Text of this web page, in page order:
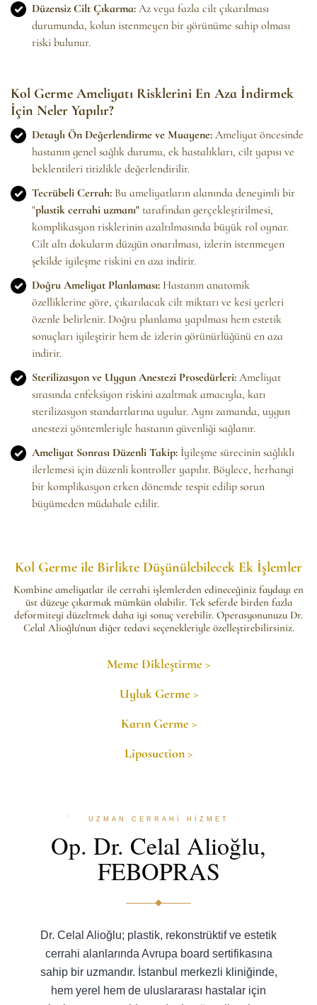
Düzensiz Cilt Çıkarma: Az veya fazla cilt çıkarılması
durumunda, kolun istenmeyen bir görünüme sahip olması
riski bulunur.
Kol Germe Ameliyatı Risklerini En Aza İndirmek
İçin Neler Yapılır?
Detaylı Ön Değerlendirme ve Muayene: Ameliyat öncesinde
hastanın genel sağlık durumu, ek hastalıkları, cilt yapısı ve
beklentileri titizlikle değerlendirilir.
Tecrübeli Cerrah: Bu ameliyatların alanında deneyimli bir
"plastik cerrahi uzmanı" tarafından gerçekleştirilmesi,
komplikasyon risklerinin azaltılmasında büyük rol oynar.
Cilt altı dokuların düzgün onarılması, izlerin istenmeyen
şekilde iyileşme riskini en aza indirir.
Doğru Ameliyat Planlaması: Hastanın anatomik
özelliklerine göre, çıkarılacak cilt miktarı ve kesi yerleri
özenle belirlenir. Doğru planlama yapılması hem estetik
sonuçları iyileştirir hem de izlerin görünürlüğünü en aza
indirir.
Sterilizasyon ve Uygun Anestezi Prosedürleri: Ameliyat
sırasında enfeksiyon riskini azaltmak amacıyla, katı
sterilizasyon standartlarına uyulur. Aynı zamanda, uygun
anestezi yöntemleriyle hastanın güvenliği sağlanır.
Ameliyat Sonrası Düzenli Takip: İyileşme sürecinin sağlıklı
ilerlemesi için düzenli kontroller yapılır. Böylece, herhangi
bir komplikasyon erken dönemde tespit edilip sorun
büyümeden müdahale edilir.
Kol Germe ile Birlikte Düşünülebilecek Ek İşlemler
Kombine ameliyatlar ile cerrahi işlemlerden edineceğiniz faydayı en
üst düzeye çıkarmak mümkün olabilir. Tek seferde birden fazla
deformiteyi düzeltmek daha iyi sonuç verebilir. Operasyonunuzu Dr.
Celal Alioğlu'nun diğer tedavi seçenekleriyle özelleştirebilirsiniz.
Meme Dikleştirme >
Uyluk Germe >
Karın Germe >
Liposuction >
UZMAN CERRAHİ HİZMET
Op. Dr. Celal Alioğlu,
FEBOPRAS
Dr. Celal Alioğlu; plastik, rekonstrüktif ve estetik
cerrahi alanlarında Avrupa board sertifikasına
sahip bir uzmandır. İstanbul merkezli kliniğinde,
hem yerel hem de uluslararası hastalar için